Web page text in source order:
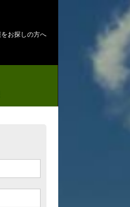
お探しの方へ